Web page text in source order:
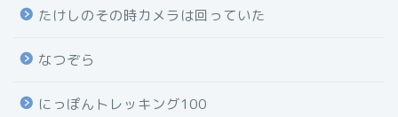
たけしのその時カメラは回っていた
なつぞら
にっぽんトレッキング100